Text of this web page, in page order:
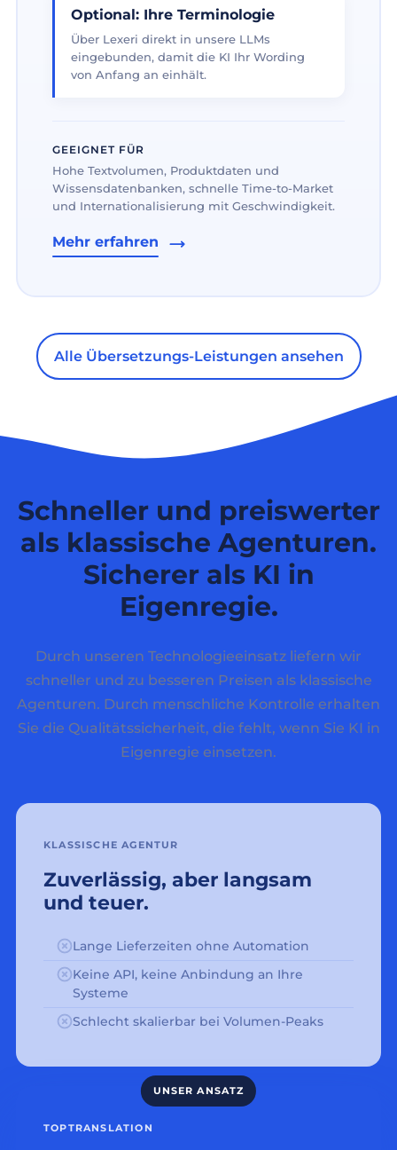
Optional: Ihre Terminologie
Über Lexeri direkt in unsere LLMs
eingebunden, damit die KI Ihr Wording
von Anfang an einhält.
GEEIGNET FÜR
Hohe Textvolumen, Produktdaten und
Wissensdatenbanken, schnelle Time-to-Market
und Internationalisierung mit Geschwindigkeit.
Mehr erfahren
Alle Übersetzungs-Leistungen ansehen
Schneller und preiswerter
als klassische Agenturen.
Sicherer als KI in
Eigenregie.
Durch unseren Technologieeinsatz liefern wir
schneller und zu besseren Preisen als klassische
Agenturen. Durch menschliche Kontrolle erhalten
Sie die Qualitätssicherheit, die fehlt, wenn Sie KI in
Eigenregie einsetzen.
KLASSISCHE AGENTUR
Zuverlässig, aber langsam
und teuer.
Lange Lieferzeiten ohne Automation
Keine API, keine Anbindung an Ihre
Systeme
Schlecht skalierbar bei Volumen-Peaks
TOPTRANSLATION